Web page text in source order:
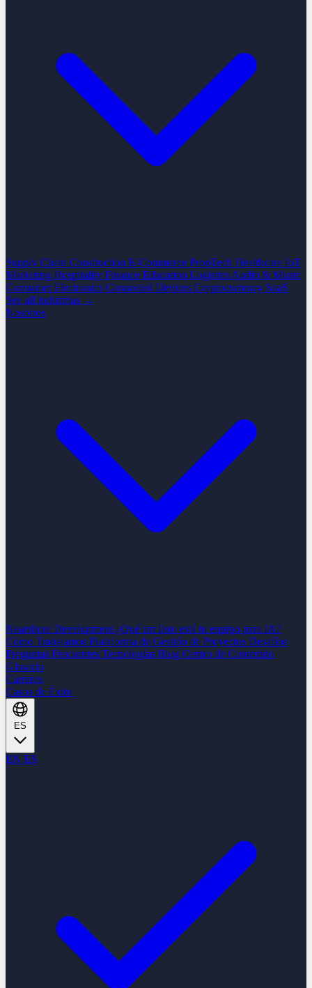
Supply Chain Construction E-Commerce PropTech Healthcare IoT
Marketing Hospitality Finance Education Logistics Audio & Music
Consumer Electronics Connected Devices Cryptocurrency SaaS
See all industrias →
Nosotros
Nearshore Development ¿Qué tan listo está tu equipo para IA?
Cómo Trabajamos Plataforma de Gestión de Proyectos Desafíos
Preguntas Frecuentes Tecnologías Blog Centro de Contenido
Glosario
Carreras
Casos de Éxito
EN ES